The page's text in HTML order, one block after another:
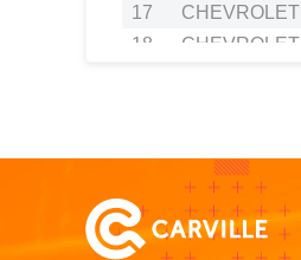
17
CHEVROLET
18
CHEVROLET
CHEVROLET
23
CHEVROLET
24
CHEVROLET